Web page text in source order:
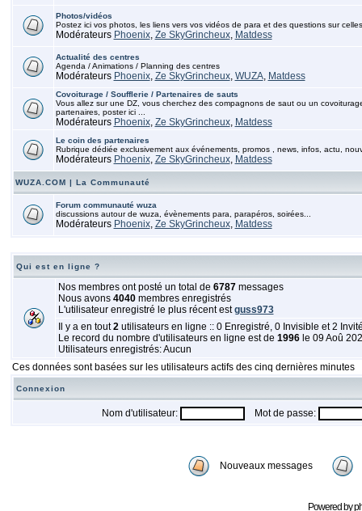
Photos/vidéos
Postez ici vos photos, les liens vers vos vidéos de para et des questions sur
Modérateurs Phoenix, Ze SkyGrincheux, Matdess
Actualité des centres
Agenda / Animations / Planning des centres
Modérateurs Phoenix, Ze SkyGrincheux, WUZA, Matdess
Covoiturage / Soufflerie / Partenaires de sauts
Vous allez sur une DZ, vous cherchez des compagnons de saut ou un
partenaires, poster ici ...
Modérateurs Phoenix, Ze SkyGrincheux, Matdess
Le coin des partenaires
Rubrique dédiée exclusivement aux événements, promos , news, infos, actu,
Modérateurs Phoenix, Ze SkyGrincheux, Matdess
WUZA.COM | La Communauté
Forum communauté wuza
discussions autour de wuza, évènements para, parapéros, soirées...
Modérateurs Phoenix, Ze SkyGrincheux, Matdess
Qui est en ligne ?
Nos membres ont posté un total de 6787messages
Nous avons 4040membres enregistrés
L'utilisateur enregistré le plus récent estguss973
Il y a en tout2utilisateurs en ligne :: 0 Enregistré, 0 Invisible et 2
Le record du nombre d'utilisateurs en ligne est de 1996le 09 Aoû
Utilisateurs enregistrés: Aucun
Ces données sont basées sur les utilisateurs actifs des cinq dernières minutes
Connexion
Nom d'utilisateur: Mot de passe:
Nouveaux messages
Powered by